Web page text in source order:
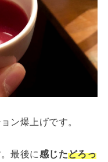
ン爆上げです。
最後に感じたどろっ